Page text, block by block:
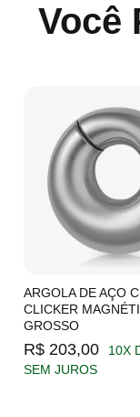
Você
ARGOLA DE AÇO
CLICKER
GROSSO
R$ 203,00
10X
SEM JUROS